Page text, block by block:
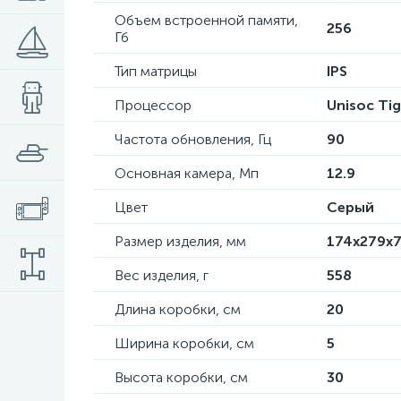
Объем встроенной памяти,
Гб
256
Тип матрицы
IPS
Процессор
Unisoc
Частота обновления, Гц
90
Основная камера, Мп
12.9
Цвет
Серый
Размер изделия, мм
Вес изделия, г
558
Длина коробки, см
20
Ширина коробки, см
5
Высота коробки, см
30